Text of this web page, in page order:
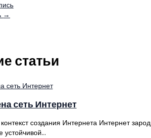
→
статьи
сеть Интернет
создания Интернета Интернет
устойчивой…